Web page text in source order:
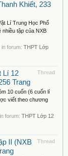
Khiết, 233
Lí Trung Học Phổ
nhiều tập của NXB
in forum: THPT Lớp
Thread
Lí 12
Trang
10 cuốn (6 cuốn lí
viết theo chương
forum: THPT Lớp 12
Thread
II (NXB